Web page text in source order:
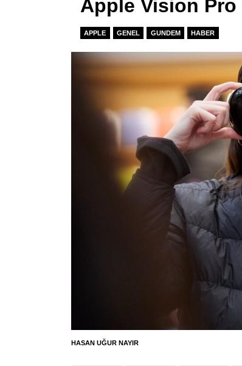
Apple Vision Pro
APPLE GENEL GUNDEM HABER
HASAN UĞUR NAYIR